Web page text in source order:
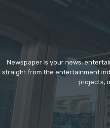
Newspaper is your news,
straight from the entertainment
projects,